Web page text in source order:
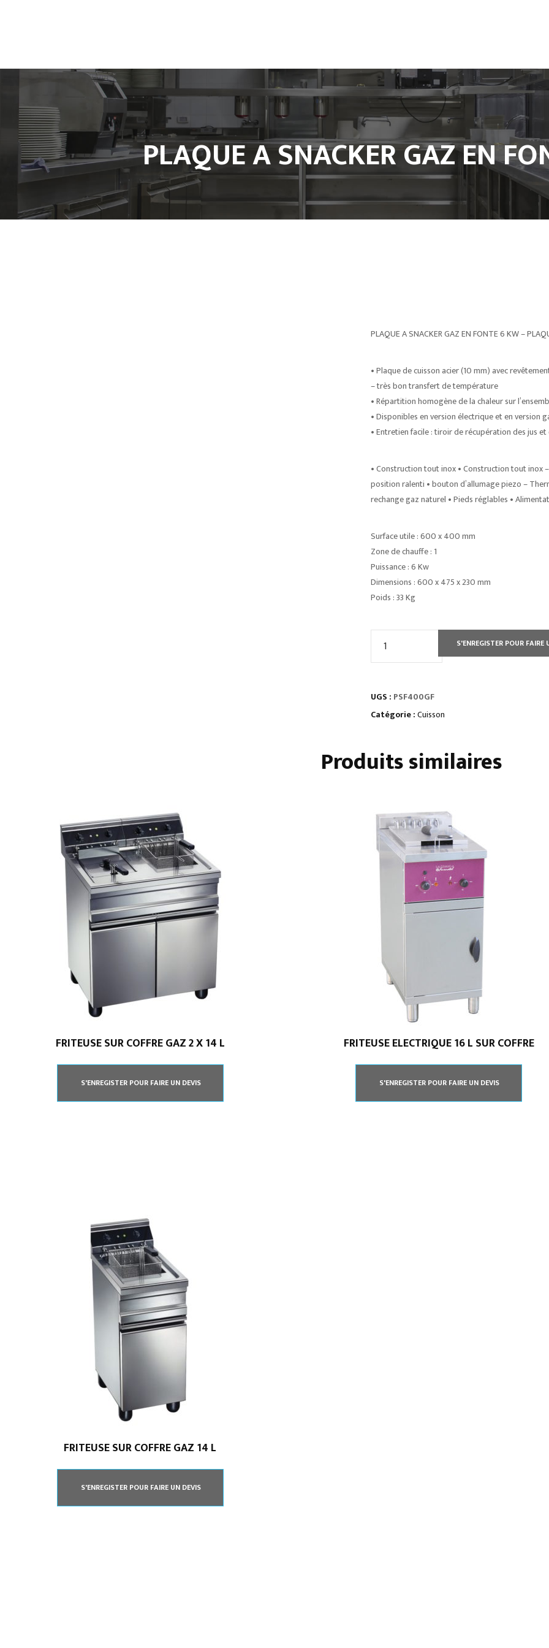
L’entreprise
Climatisation
Froid et Cuisine Pro
Matériels de cuisine professionnel
Notre Boutique
Contact
PLAQUE A SNACKER GAZ EN
PLAQUE A SNACKER GAZ EN FONTE 6 KW –
• Plaque de cuisson acier (10 mm) avec
– très bon transfert de température
• Répartition homogène de la chaleur sur
• Disponibles en version électrique et en version
• Entretien facile : tiroir de récupération des jus
• Construction tout inox • Construction tout inox
position ralenti • bouton d’allumage piezo –
rechange gaz naturel • Pieds réglables •
Surface utile : 600 x 400 mm
Zone de chauffe : 1
Puissance : 6 Kw
Dimensions : 600 x 475 x 230 mm
Poids : 33 Kg
SNACKER
GAZ
3,5
S'ENREGISTER POUR FAIRE
UGS : PSF400GF
Catégorie :Cuisson
Produits similaires
FRITEUSE SUR COFFRE GAZ 2 X 14 L
S'ENREGISTER POUR FAIRE UN DEVIS
FRITEUSE ELECTRIQUE 16 L SUR COFFRE
S'ENREGISTER POUR FAIRE UN DEVIS
FRITEUSE SUR COFFRE GAZ 14 L
S'ENREGISTER POUR FAIRE UN DEVIS
Spécialiste en installation pour du matériel
pour plus d’informations.
L’ESSENTIEL
Accueil
L’entreprise
Notre boutique
Climatisation professionnelle
Cuisine professionnelle